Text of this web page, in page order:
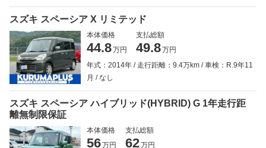
スズキ スペーシア X リミテッド
本体価格
44.8万円
支払総額
49.8万円
年式：2014年
走行距離：9.4万km
車検：R.9年11
月
なし
スズキ スペーシア ハイブリッド(HYBRID) G 1年走行距
離無制限保証
本体価格
56万円
支払総額
62万円